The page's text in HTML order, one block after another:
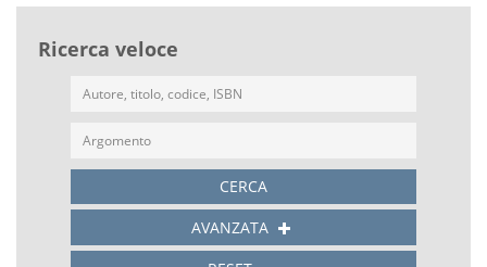
Ricerca veloce
CERCA
AVANZATA